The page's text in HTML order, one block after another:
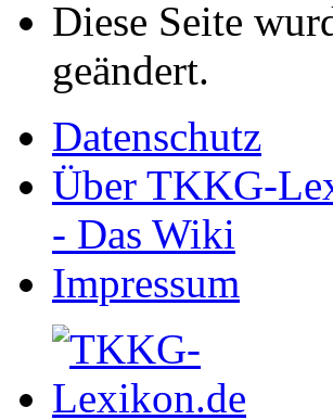
Diese Seite
geändert.
Datenschutz
Über TKKG-
- Das Wiki
Impressum